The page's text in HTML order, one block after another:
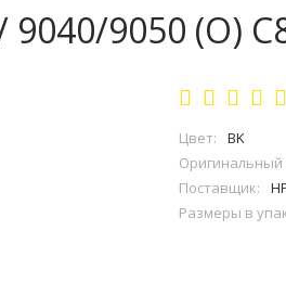
9050 (O)
Цвет:
BK
Оригинальный
Поставщик:
Размеры в